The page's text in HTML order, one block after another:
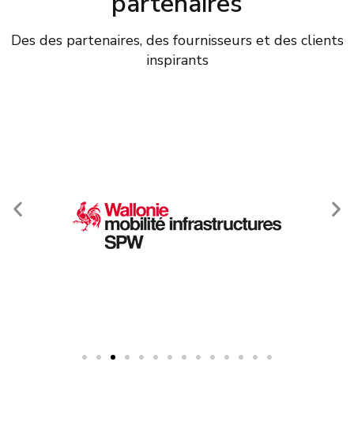
Des des partenaires, des fournisseurs et des clients
inspirants